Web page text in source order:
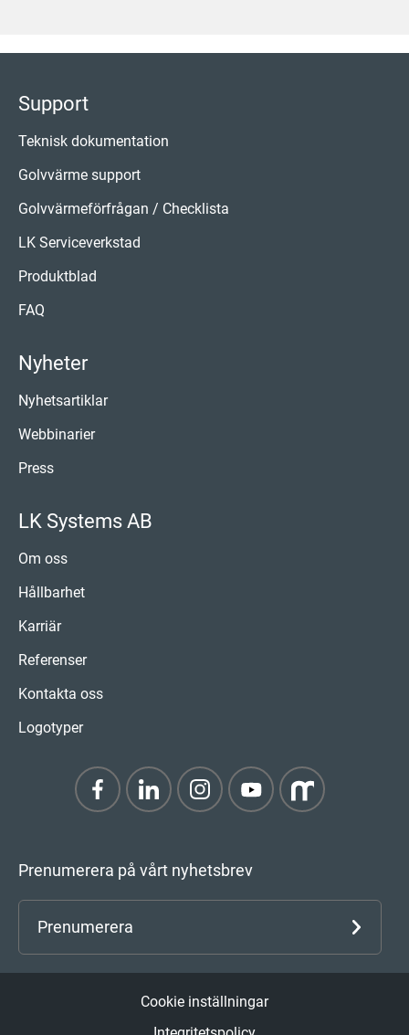
Support
Teknisk dokumentation
Golvvärme support
Golvvärmeförfrågan / Checklista
LK Serviceverkstad
Produktblad
FAQ
Nyheter
Nyhetsartiklar
Webbinarier
Press
LK Systems AB
Om oss
Hållbarhet
Karriär
Referenser
Kontakta oss
Logotyper
Prenumerera på vårt nyhetsbrev
Prenumerera
Cookie inställningar